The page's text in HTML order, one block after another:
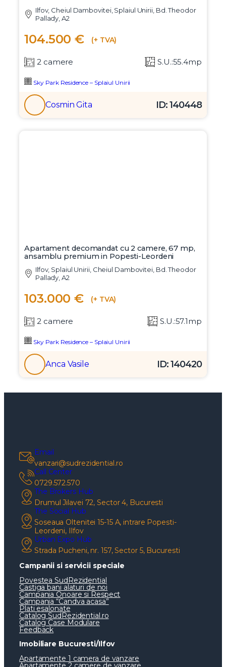
Ilfov, Cheiul Dambovitei, Splaiul Unirii, Bd. Theodor
Pallady, A2
104.500 € (+ TVA)
2 camere S.U.:55.4mp
Sky Park Residence – Splaiul Unirii
Cosmin Gita ID: 140448
Apartament decomandat cu 2 camere, 67 mp,
ansamblu premium in Popesti-Leordeni
Ilfov, Splaiul Unirii, Cheiul Dambovitei, Bd. Theodor
Pallady, A2
103.000 € (+ TVA)
2 camere S.U.:57.1mp
Sky Park Residence – Splaiul Unirii
Anca Vasile ID: 140420
Email
vanzari@sudrezidential.ro
Call Center
0729.572.570
The Brokers Hub
Drumul Jilavei 72, Sector 4, Bucuresti
The Social Hub
Soseaua Oltenitei 15-15 A, intrare Popesti-
Leordeni, Ilfov
Urban Expo Hub
Strada Pucheni, nr. 157, Sector 5, Bucuresti
Campanii si servicii speciale
Povestea SudRezidential
Castiga bani alaturi de noi
Campania Onoare si Respect
Campania “Candva acasa”
Plati esalonate
Catalog SudRezidential.ro
Catalog Case Modulare
Feedback
Imobiliare Bucuresti/Ilfov
Apartamente 1 camera de vanzare